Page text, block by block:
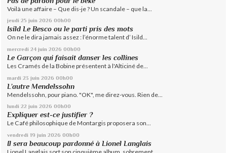
Voilà une affaire – Que dis-je ? Un scandale – que la...
jeudi 25 juin 2026 00h00
Isild Le Besco ou le parti pris des mots
On ne le dira jamais assez : l’énorme talent d’ Isild...
mercredi 24 juin 2026 00h00
Le Garçon qui faisait danser les collines
Les Cramés de la Bobine présentent à l'Alticiné de...
mardi 23 juin 2026 00h00
L’autre Mendelssohn
Mendelssohn, pour piano. "OK", me direz-vous. Rien de...
lundi 22 juin 2026 00h00
Expliquer est-ce justifier ?
Le Café philosophique de Montargis proposera son...
vendredi 19 juin 2026 00h00
Il sera beaucoup pardonné à Lionel Langlais